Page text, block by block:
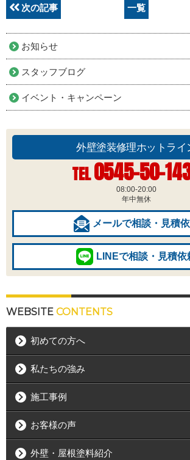
次の記事 一覧
お知らせ
スタッフブログ
イベント・キャンペーン
外壁塗装修理ホットライ
TEL0545-50-
08:00-20:00
年中無休
メールで相談・見積
LINEで相談・見積依
WEBSITE CONTENTS
初めての方へ
私たちの強み
施工事例
お客様の声
外壁・屋根塗料紹介